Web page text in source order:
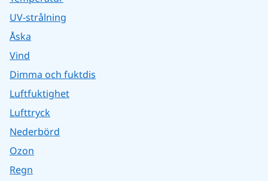
UV-strålning
Åska
Vind
Dimma och fuktdis
Luftfuktighet
Lufttryck
Nederbörd
Ozon
Regn